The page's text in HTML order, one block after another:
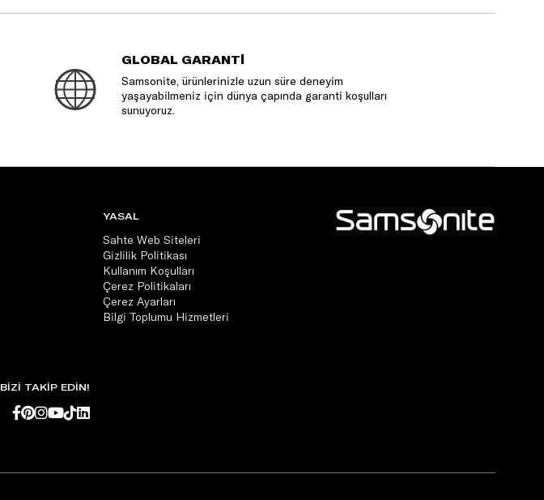
GLOBAL GARANTİ
Samsonite, ürünlerinizle uzun süre deneyim
yaşayabilmeniz için dünya çapında garanti koşulları
sunuyoruz.
YASAL
Sahte Web Siteleri
Gizlilik Politikası
Kullanım Koşulları
Çerez Politikaları
Çerez Ayarları
Bilgi Toplumu Hizmetleri
BİZİ TAKİP EDİN!